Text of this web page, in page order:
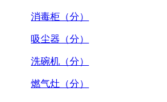
消毒柜（分）
吸尘器（分）
洗碗机（分）
燃气灶（分）